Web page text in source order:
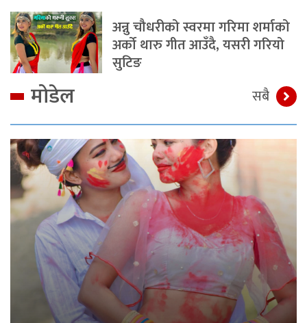
अन्नु चौधरीको स्वरमा गरिमा शर्माको
अर्को थारु गीत आउँदै, यसरी गरियो
सुटिङ
मोडेल सबै